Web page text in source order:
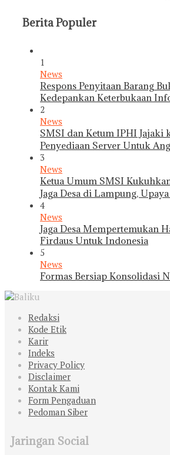
Berita Populer
1
News
Respons Penyitaan Barang
Kedepankan Keterbukaan
2
News
SMSI dan Ketum IPHI Jajaki
Penyediaan Server Untuk
3
News
Ketua Umum SMSI
Jaga Desa di Lampung,
4
News
Jaga Desa Mempertemukan
Firdaus Untuk Indonesia
5
News
Formas Bersiap Konsolidasi
Redaksi
Kode Etik
Karir
Indeks
Privacy Policy
Disclaimer
Kontak Kami
Form Pengaduan
Pedoman Siber
Jaringan Social